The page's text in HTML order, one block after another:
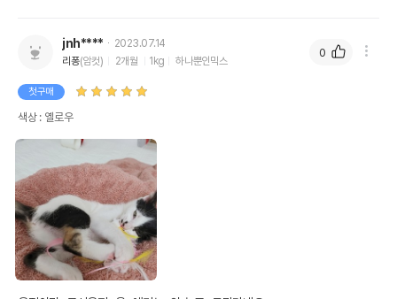
jnh****
2023.07.14
리퐁(암컷) 2개월 1kg 하나뿐인믹스
첫구매
색상 : 옐로우
0